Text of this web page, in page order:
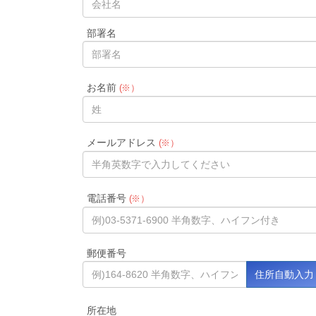
部署名
お名前(※）
メールアドレス (※）
電話番号(※）
郵便番号
所在地